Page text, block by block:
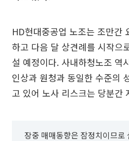
HD현대중공업 노조는 조만간
하고 다음 달 상견례를 시작으
설 예정이다. 사내하청노조 역
인상과 원청과 동일한 수준의
고 있어 노사 리스크는 당분간
장중 매매동향은 잠정치이므로